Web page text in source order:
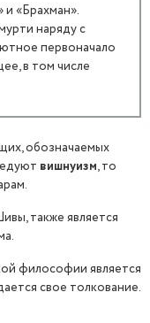
и «Брахман».
наряду с
первоначало
в том числе
обозначаемых
вишнуизм, то
также является
философии является
свое толкование.